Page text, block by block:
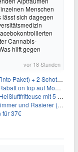
Menschen
lässt sich dagegen
Cannabis-
hilft gegen
vor 18 Stunden
Gläser für 25,99€ inkl. Versand
auf Mode- und Sport-Artikel
mit 5 Litern für 64,99€
(All in One) für 16€
für 37€